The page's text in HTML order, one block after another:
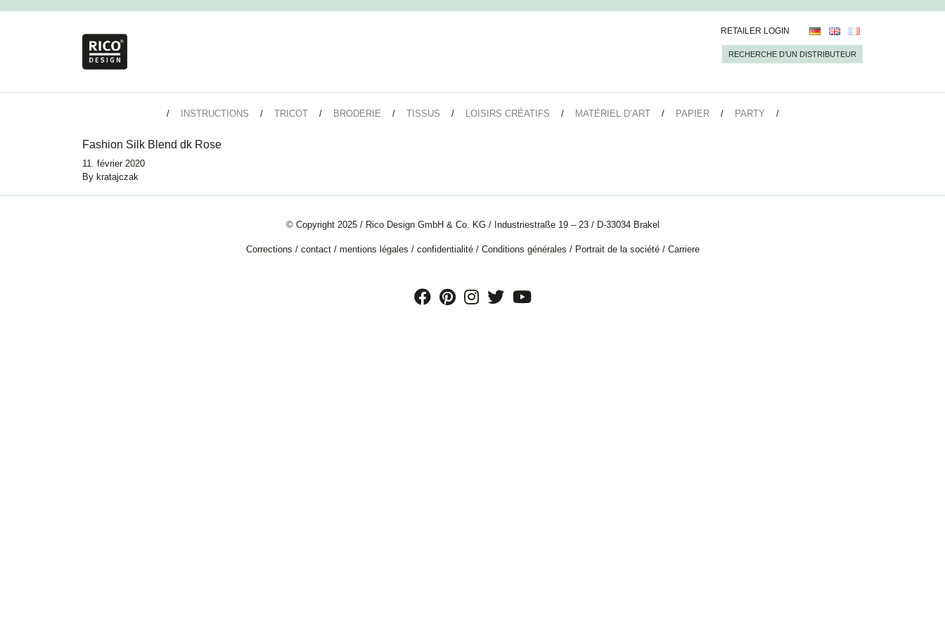
RETAILER LOGIN
RECHERCHE D’UN DISTRIBUTEUR
INSTRUCTIONS TRICOT BRODERIE TISSUS LOISIRS CRÉATIFS MATÉRIEL D’ART PAPIER PARTY
Fashion Silk Blend dk Rose
11. février 2020
By kratajczak
© Copyright 2025 / Rico Design GmbH & Co. KG / Industriestraße 19 – 23 / D-33034 Brakel
Corrections / contact/ mentions légales / confidentialité/ Conditions générales / Portrait de la société/ Carriere